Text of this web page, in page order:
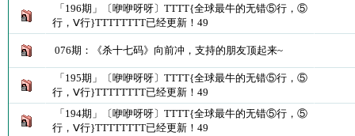
「196期」〔咿咿呀呀〕TTTT{全球最牛的无错⑤行，⑤
行，Ⅴ行}TTTTTTTT已经更新！49
076期：《杀十七码》向前冲，支持的朋友顶起来~
「195期」〔咿咿呀呀〕TTTT{全球最牛的无错⑤行，⑤
行，Ⅴ行}TTTTTTTT已经更新！49
「194期」〔咿咿呀呀〕TTTT{全球最牛的无错⑤行，⑤
行，Ⅴ行}TTTTTTTT已经更新！49